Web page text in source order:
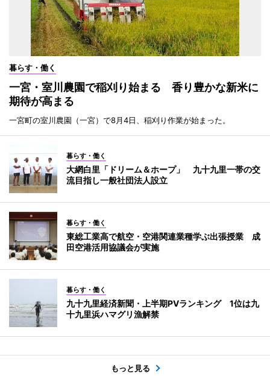
暮らす・働く
一宮・室川農園で稲刈り始まる 香り豊かな新米に
期待が高まる
一宮町の室川農園（一宮）で8月4日、稲刈り作業が始まった。
暮らす・働く
大網白里「ドリーム＆ホープ」 九十九里一帯の交
流目指し一般社団法人設立
暮らす・働く
東総工業高で航空・空港関連業種学ぶ出張授業 成
田空港活用協議会が実施
暮らす・働く
九十九里経済新聞・上半期PVランキング 1位は九
十九里浜ハマグリ漁解禁
もっと見る